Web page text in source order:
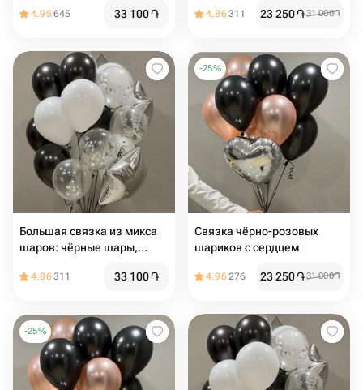
серебро
4.95645 33 100֏ 4.86311 23 250֏31 000֏
Большая связка из микса
шаров: чёрные шары,
серебро
4.86311 33 100֏
-25%
Связка чёрно-розовых
шариков с сердцем ️️
4.96276 23 250֏31 000֏
-25%